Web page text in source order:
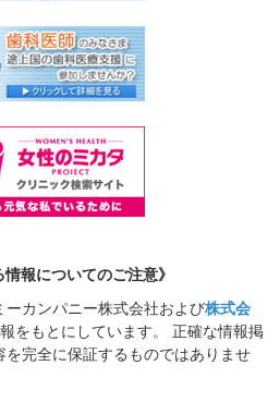
情報についてのご注意》
カンパニー株式会社および株式会
をもとにしています。 正確な情報掲
完全に保証するものではありませ